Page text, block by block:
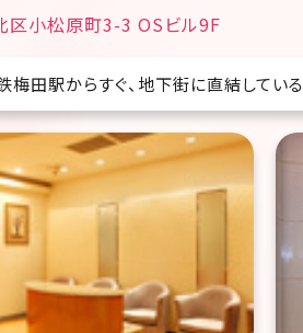
区小松原町3-3 OSビル9F
梅田駅からすぐ、地下街に直結してい